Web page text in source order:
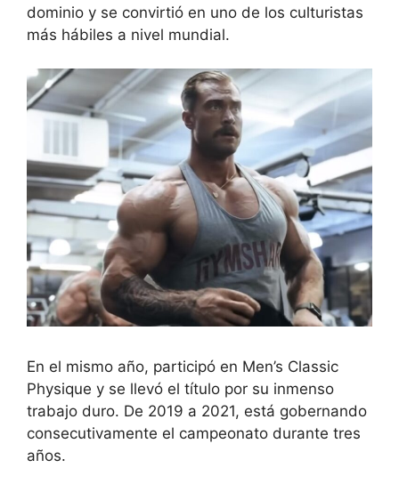
dominio y se convirtió en uno de los culturistas
más hábiles a nivel mundial.
En el mismo año, participó en Men’s Classic
Physique y se llevó el título por su inmenso
trabajo duro. De 2019 a 2021, está gobernando
consecutivamente el campeonato durante tres
años.